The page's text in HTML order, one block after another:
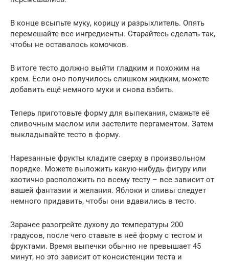
В конце всыпьте муку, корицу и разрыхлитель. Опять
перемешайте все ингредиенты. Старайтесь сделать так,
чтобы не оставалось комочков.
В итоге тесто должно выйти гладким и похожим на
крем. Если оно получилось слишком жидким, можете
добавить ещё немного муки и снова взбить.
Теперь приготовьте форму для выпекания, смажьте её
сливочным маслом или застелите пергаментом. Затем
выкладывайте тесто в форму.
Нарезанные фрукты кладите сверху в произвольном
порядке. Можете выложить какую-нибудь фигуру или
хаотично расположить по всему тесту – все зависит от
вашей фантазии и желания. Яблоки и сливы следует
немного придавить, чтобы они вдавились в тесто.
Заранее разогрейте духову до температуры 200
градусов, после чего ставьте в неё форму с тестом и
фруктами. Время выпечки обычно не превышает 45
минут, но это зависит от консистенции теста и